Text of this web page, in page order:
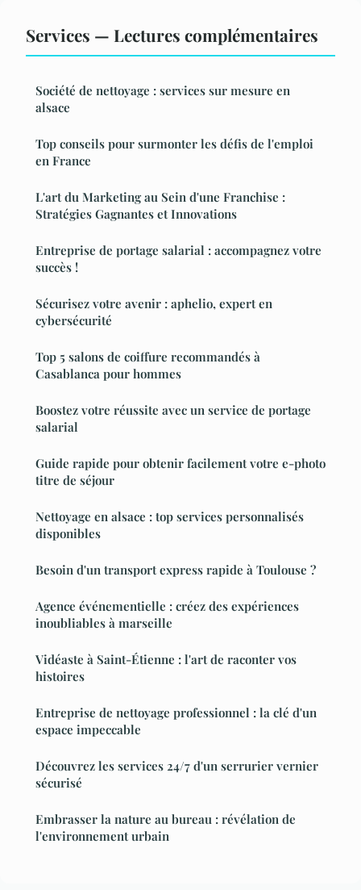
Services — Lectures complémentaires
Société de nettoyage : services sur mesure en
alsace
Top conseils pour surmonter les défis de l'emploi
en France
L'art du Marketing au Sein d'une Franchise :
Stratégies Gagnantes et Innovations
Entreprise de portage salarial : accompagnez votre
succès !
Sécurisez votre avenir : aphelio, expert en
cybersécurité
Top 5 salons de coiffure recommandés à
Casablanca pour hommes
Boostez votre réussite avec un service de portage
salarial
Guide rapide pour obtenir facilement votre e-photo
titre de séjour
Nettoyage en alsace : top services personnalisés
disponibles
Besoin d'un transport express rapide à Toulouse ?
Agence événementielle : créez des expériences
inoubliables à marseille
Vidéaste à Saint-Étienne : l'art de raconter vos
histoires
Entreprise de nettoyage professionnel : la clé d'un
espace impeccable
Découvrez les services 24/7 d'un serrurier vernier
sécurisé
Embrasser la nature au bureau : révélation de
l'environnement urbain